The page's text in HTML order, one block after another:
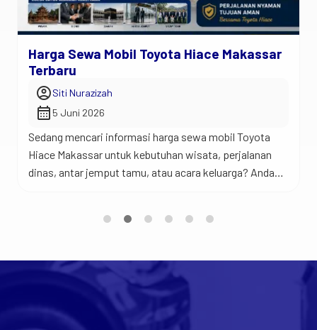
Harga Sewa Mobil Toyota Hiace Makassar
Terbaru
account_circleSiti Nurazizah
calendar_month 5 Juni 2026
Sedang mencari informasi harga sewa mobil Toyota
Hiace Makassar untuk kebutuhan wisata, perjalanan
dinas, antar jemput tamu, atau acara keluarga? Anda
perjalanan rombongan karena menawarkan kabin yang
kenyamanan yang sulit ditandingi mobil keluarga biasa.